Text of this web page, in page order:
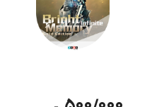
یکی از بی‌نظم‌ترین و بی‌رحم‌ترین
Assassin قرار دارد.